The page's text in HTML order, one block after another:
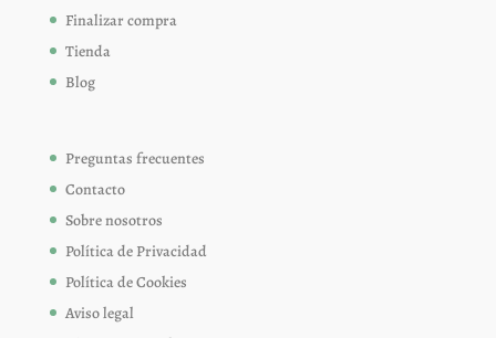
Finalizar compra
Tienda
Blog
Preguntas frecuentes
Contacto
Sobre nosotros
Política de Privacidad
Política de Cookies
Aviso legal